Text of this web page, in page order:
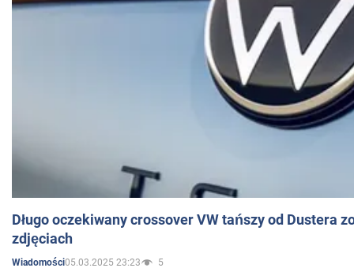
Długo oczekiwany crossover VW tańszy od Dustera
zdjęciach
Wiadomości05.03.2025 23:23 5